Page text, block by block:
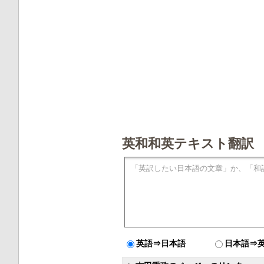
英和和英テキスト翻訳
英語⇒日本語 日本語⇒